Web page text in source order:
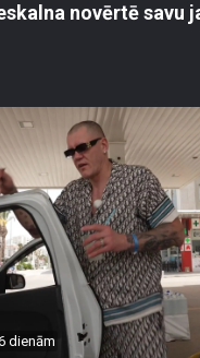
novērtē savu
dienām